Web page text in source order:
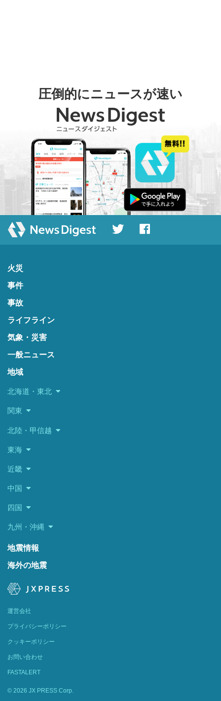
圧倒的にニュースが速い
火災
事件
事故
ライフライン
気象・災害
一般ニュース
地域
北海道・東北
関東
北陸・甲信越
東海
近畿
中国
四国
九州・沖縄
地震情報
海外の地震
運営会社
プライバシーポリシー
クッキーポリシー
お問い合わせ
FASTALERT
© 2026 JX PRESS Corp.